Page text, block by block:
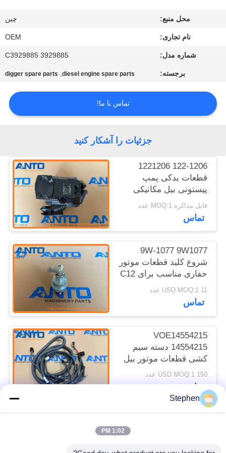
کیفیت
وبلاگ
نقشه
سایت
خصوصی
محل منبع: چین
نام تجاری: OEM
شماره مدل: 3929885 C3929885
برجسته: diesel engine spare parts
,
digger spare parts
تماس با ما!
جزئیات را آشکار کنید
122-1206 1221206
قطعات یدکی پمپ
پیستونی بیل مکانیکی
TH63 TH82 TH83
قابل مذاکره MOQ:1 عدد
تماس
9W-1077 9W1077
شروع کلید قطعات موتور
حفاری مناسب برای C12
C15 C18 3208 3304
3306 3408 3412
11 USD MOQ:1 عدد
تماس
VOE14554215
14554215 دسته سیم
کشی قطعات موتور بیل
مکانیکی مناسب برای
EC240B EC290B
150 USD MOQ:1 عدد
تماس
دسته بندی های محبوب
Stephen
1:02 PM